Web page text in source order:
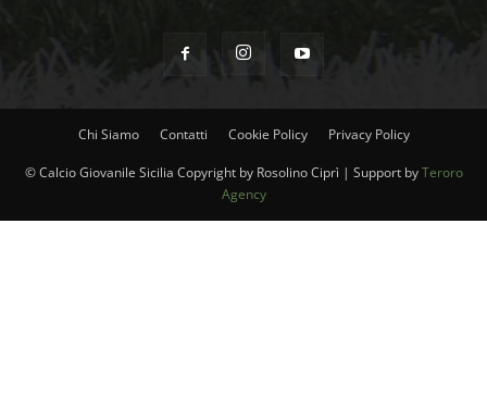
Chi Siamo Contatti Cookie Policy Privacy Policy
© Calcio Giovanile Sicilia Copyright by Rosolino Ciprì | Support byTeroro
Agency